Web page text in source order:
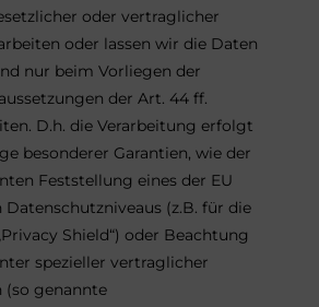
oder vertraglicher
oder lassen wir die Daten
nur beim Vorliegen der
der Art. 44 ff.
D.h. die Verarbeitung erfolgt
besonderer Garantien, wie der
Feststellung eines der EU
(z.B. für die
Shield“) oder Beachtung
spezieller vertraglicher
genannte